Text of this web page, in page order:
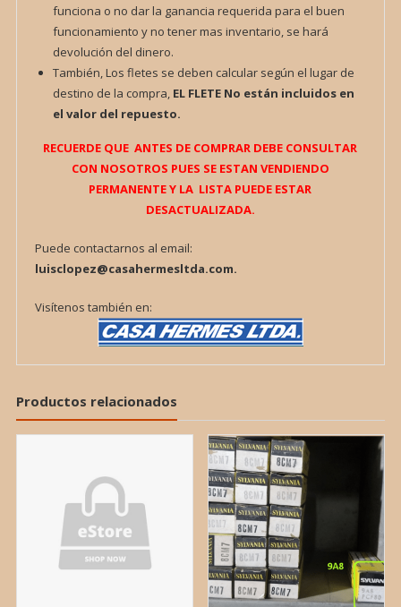
funciona o no dar la ganancia requerida para el buen
funcionamiento y no tener mas inventario, se hará
devolución del dinero.
También, Los fletes se deben calcular según el lugar de
destino de la compra, EL FLETE No están incluidos en
el valor del repuesto.
RECUERDE QUE ANTES DE COMPRAR DEBE CONSULTAR
CON NOSOTROS PUES SE ESTAN VENDIENDO
PERMANENTE Y LA LISTA PUEDE ESTAR
DESACTUALIZADA.
Puede contactarnos al email:
luisclopez@casahermesltda.com.
Visítenos también en:
Productos relacionados